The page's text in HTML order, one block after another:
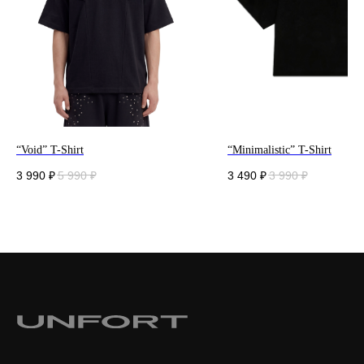
“Void” T-Shirt
3 990 ₽5 990 ₽
“Minimalistic” T-Shirt
3 490 ₽3 990 ₽